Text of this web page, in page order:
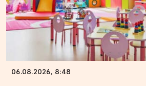
06.08.2026, 8:48